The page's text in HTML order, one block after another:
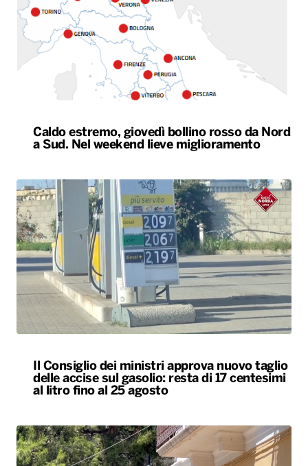
Caldo estremo, giovedì bollino rosso da Nord
a Sud. Nel weekend lieve miglioramento
Il Consiglio dei ministri approva nuovo taglio
delle accise sul gasolio: resta di 17 centesimi
al litro fino al 25 agosto